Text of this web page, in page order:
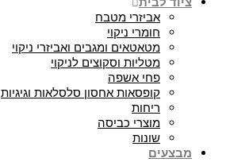
אביזרי מטבח
חומרי ניקוי
מטאטאים ומגבים ואביזרי ניקוי
מטליות וסקוצים לניקוי
פחי אשפה
קופסאות אחסון סלסלאות וגיגיות
ריחות
מוצרי כביסה
שונות
מבצעים